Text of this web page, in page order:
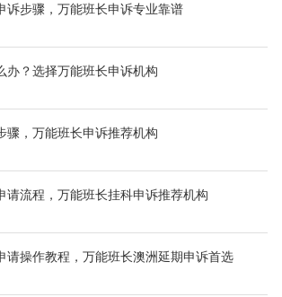
诉步骤，万能班长申诉专业靠谱
办？选择万能班长申诉机构
骤，万能班长申诉推荐机构
请流程，万能班长挂科申诉推荐机构
请操作教程，万能班长澳洲延期申诉首选